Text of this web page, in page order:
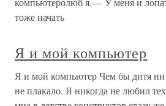
тоже начать
Я и мой компьютер
Я и мой компьютер Чем бы дитя
не плакало. Я никогда не любил